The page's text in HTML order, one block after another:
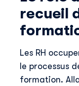
recueil
Les RH
le processus
formation.